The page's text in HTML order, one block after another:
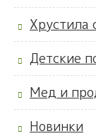
Хрустила
Детские
Мед и
Новинки